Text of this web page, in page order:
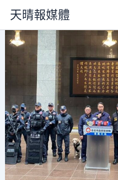
主
天晴報媒體